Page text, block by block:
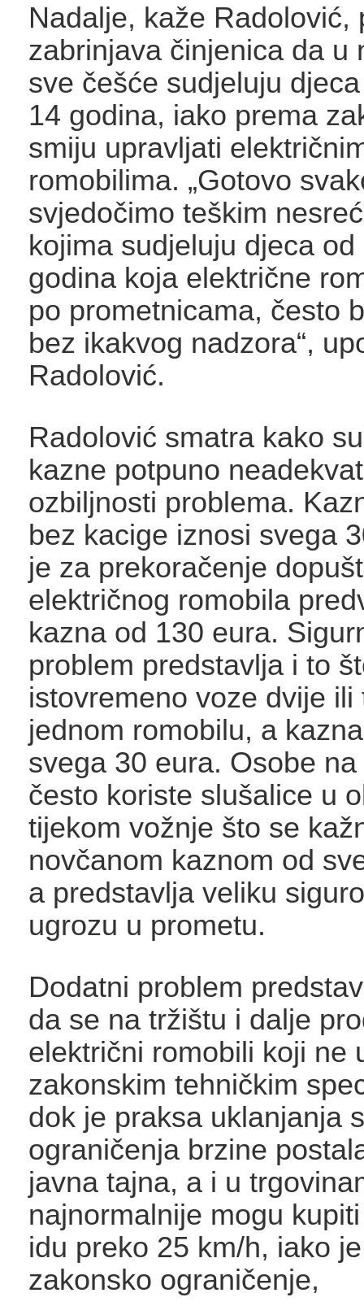
Nadalje, kaže Radolović,
zabrinjava činjenica da u
sve češće sudjeluju
14 godina, iako prema
smiju upravljati
romobilima. „Gotovo
svjedočimo teškim
kojima sudjeluju djeca od
godina koja električne
po prometnicama, često
bez ikakvog nadzora“,
Radolović.
Radolović smatra kako
kazne potpuno
ozbiljnosti problema.
bez kacige iznosi svega
je za prekoračenje
električnog romobila
kazna od 130 eura.
problem predstavlja i to
istovremeno voze dvije ili
jednom romobilu, a
svega 30 eura. Osobe
često koriste slušalice u
tijekom vožnje što se
novčanom kaznom od
a predstavlja veliku
ugrozu u prometu.
Dodatni problem
da se na tržištu i dalje
električni romobili koji ne
zakonskim tehničkim
dok je praksa uklanjanja
ograničenja brzine
javna tajna, a i u
najnormalnije mogu
idu preko 25 km/h, iako
zakonsko ograničenje,